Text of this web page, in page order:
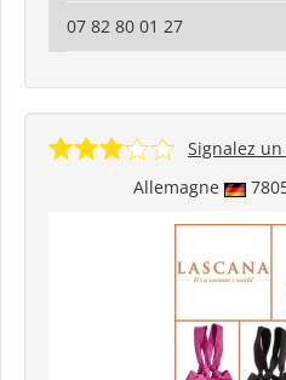
07 82 80 01 27
Allemagne
Signalez